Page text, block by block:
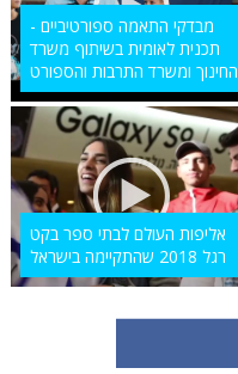
מבדקי התאמה ספורטיביים -
תכנית לאומית בשיתוף משרד
החינוך ומשרד התרבות והספורט
אליפות העולם לבתי ספר בקט
רגל 2018 שהתקיימה בישראל